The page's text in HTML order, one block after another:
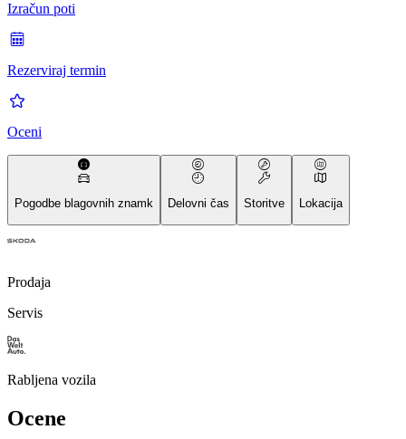
Izračun poti
Rezerviraj termin
Oceni
Pogodbe blagovnih znamk Delovni čas Storitve Lokacija
Prodaja
Servis
Rabljena vozila
Ocene